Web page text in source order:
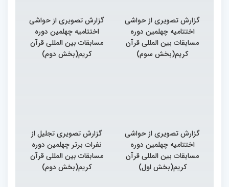
گزارش تصویری از حواشی
اختتامیه چهلمین دوره
مسابقات بین المللی قرآن
کریم(بخش سوم)
گزارش تصویری از حواشی
اختتامیه چهلمین دوره
مسابقات بین المللی قرآن
کریم(بخش دوم)
گزارش تصویری از حواشی
اختتامیه چهلمین دوره
مسابقات بین المللی قرآن
کریم(بخش اول)
گزارش تصویری تجلیل از
نفرات برتر چهلمین دوره
مسابقات بین المللی قرآن
کریم(بخش دوم)